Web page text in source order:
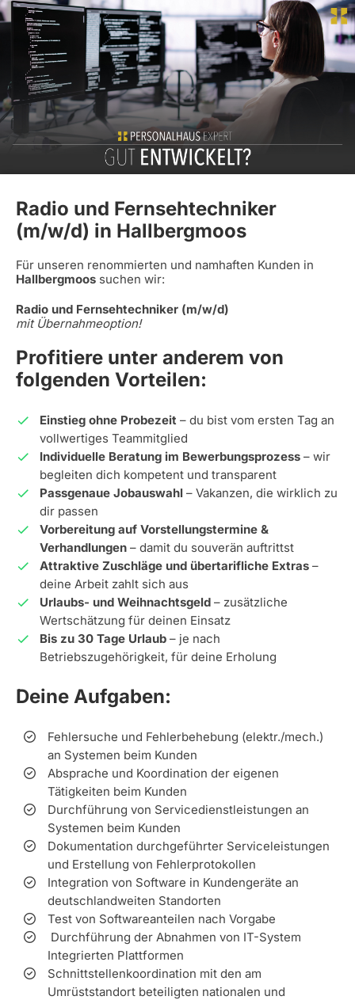
Radio und Fernsehtechniker
(m/w/d) in Hallbergmoos
Für unseren renommierten und namhaften Kunden in
Hallbergmoos suchen wir:
Radio und Fernsehtechniker (m/w/d)
mit Übernahmeoption!
Profitiere unter anderem von
folgenden Vorteilen:
Einstieg ohne Probezeit – du bist vom ersten Tag an
vollwertiges Teammitglied
Individuelle Beratung im Bewerbungsprozess – wir
begleiten dich kompetent und transparent
Passgenaue Jobauswahl – Vakanzen, die wirklich zu
dir passen
Vorbereitung auf Vorstellungstermine &
Verhandlungen – damit du souverän auftrittst
Attraktive Zuschläge und übertarifliche Extras –
deine Arbeit zahlt sich aus
Urlaubs- und Weihnachtsgeld – zusätzliche
Wertschätzung für deinen Einsatz
Bis zu 30 Tage Urlaub – je nach
Betriebszugehörigkeit, für deine Erholung
Deine Aufgaben:
Fehlersuche und Fehlerbehebung (elektr./mech.)
an Systemen beim Kunden
Absprache und Koordination der eigenen
Tätigkeiten beim Kunden
Durchführung von Servicedienstleistungen an
Systemen beim Kunden
Dokumentation durchgeführter Serviceleistungen
und Erstellung von Fehlerprotokollen
Integration von Software in Kundengeräte an
deutschlandweiten Standorten
Test von Softwareanteilen nach Vorgabe
Durchführung der Abnahmen von IT-System
Integrierten Plattformen
Schnittstellenkoordination mit den am
Umrüststandort beteiligten nationalen und